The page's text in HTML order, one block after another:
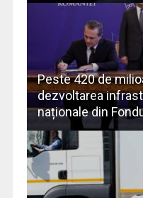
Peste 420 de
dezvoltarea
naționale din